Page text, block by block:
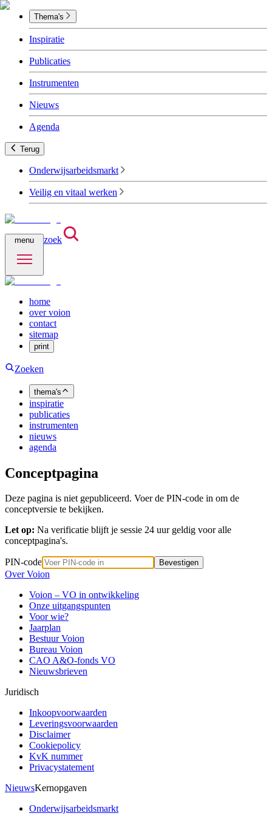
Thema's
Inspiratie
Publicaties
Instrumenten
Nieuws
Agenda
Terug
Onderwijsarbeidsmarkt
Veilig en vitaal werken
menu zoek
home
over voion
contact
sitemap
print
Zoeken
thema's
inspiratie
publicaties
instrumenten
nieuws
agenda
Conceptpagina
Deze pagina is niet gepubliceerd. Voer de PIN-code in om de
conceptversie te bekijken.
Let op: Na verificatie blijft je sessie 24 uur geldig voor alle
conceptpagina's.
PIN-code Bevestigen
Over Voion
Voion – VO in ontwikkeling
Onze uitgangspunten
Voor wie?
Jaarplan
Bestuur Voion
Bureau Voion
CAO A&O-fonds VO
Nieuwsbrieven
Juridisch
Inkoopvoorwaarden
Leveringsvoorwaarden
Disclaimer
Cookiepolicy
KvK nummer
Privacystatement
NieuwsKernopgaven
Onderwijsarbeidsmarkt